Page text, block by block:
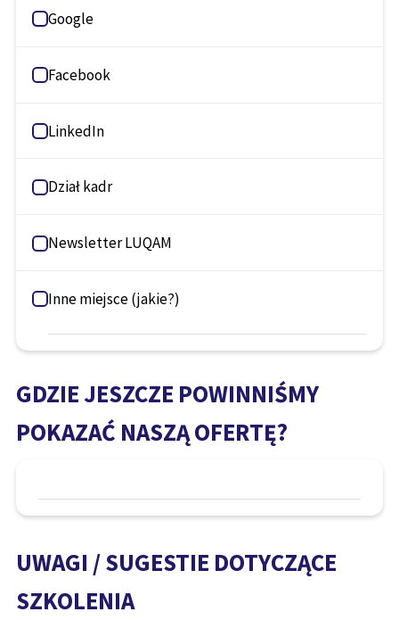
Google
Facebook
LinkedIn
Dział kadr
Newsletter LUQAM
Inne miejsce (jakie?)
GDZIE JESZCZE POWINNIŚMY
POKAZAĆ NASZĄ OFERTĘ?
UWAGI / SUGESTIE DOTYCZĄCE
SZKOLENIA